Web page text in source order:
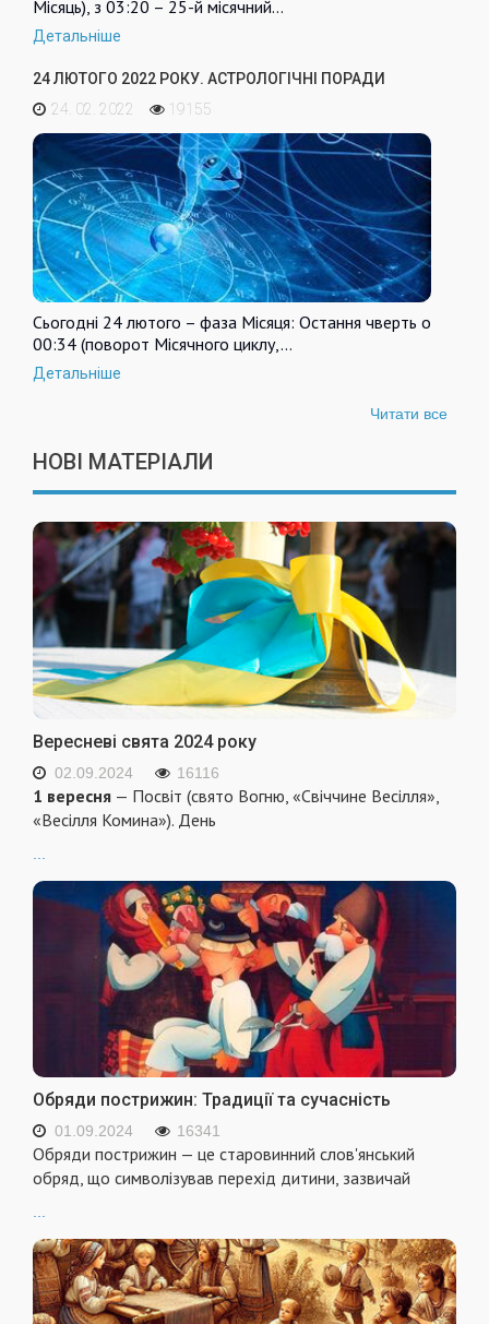
Місяць), з 03:20 – 25-й місячний…
Детальніше
24 ЛЮТОГО 2022 РОКУ. АСТРОЛОГІЧНІ ПОРАДИ
24. 02. 2022
19155
Сьогодні 24 лютого – фаза Місяця: Остання чверть о
00:34 (поворот Місячного циклу,…
Детальніше
Читати все
НОВІ МАТЕРІАЛИ
Вересневі свята 2024 року
02.09.2024 16116
1 вересня — Посвіт (свято Вогню, «Свіччине Весілля»,
«Весілля Комина»). День
Обряди пострижин: Традиції та сучасність
01.09.2024 16341
Обряди пострижин — це старовинний слов'янський
обряд, що символізував перехід дитини, зазвичай